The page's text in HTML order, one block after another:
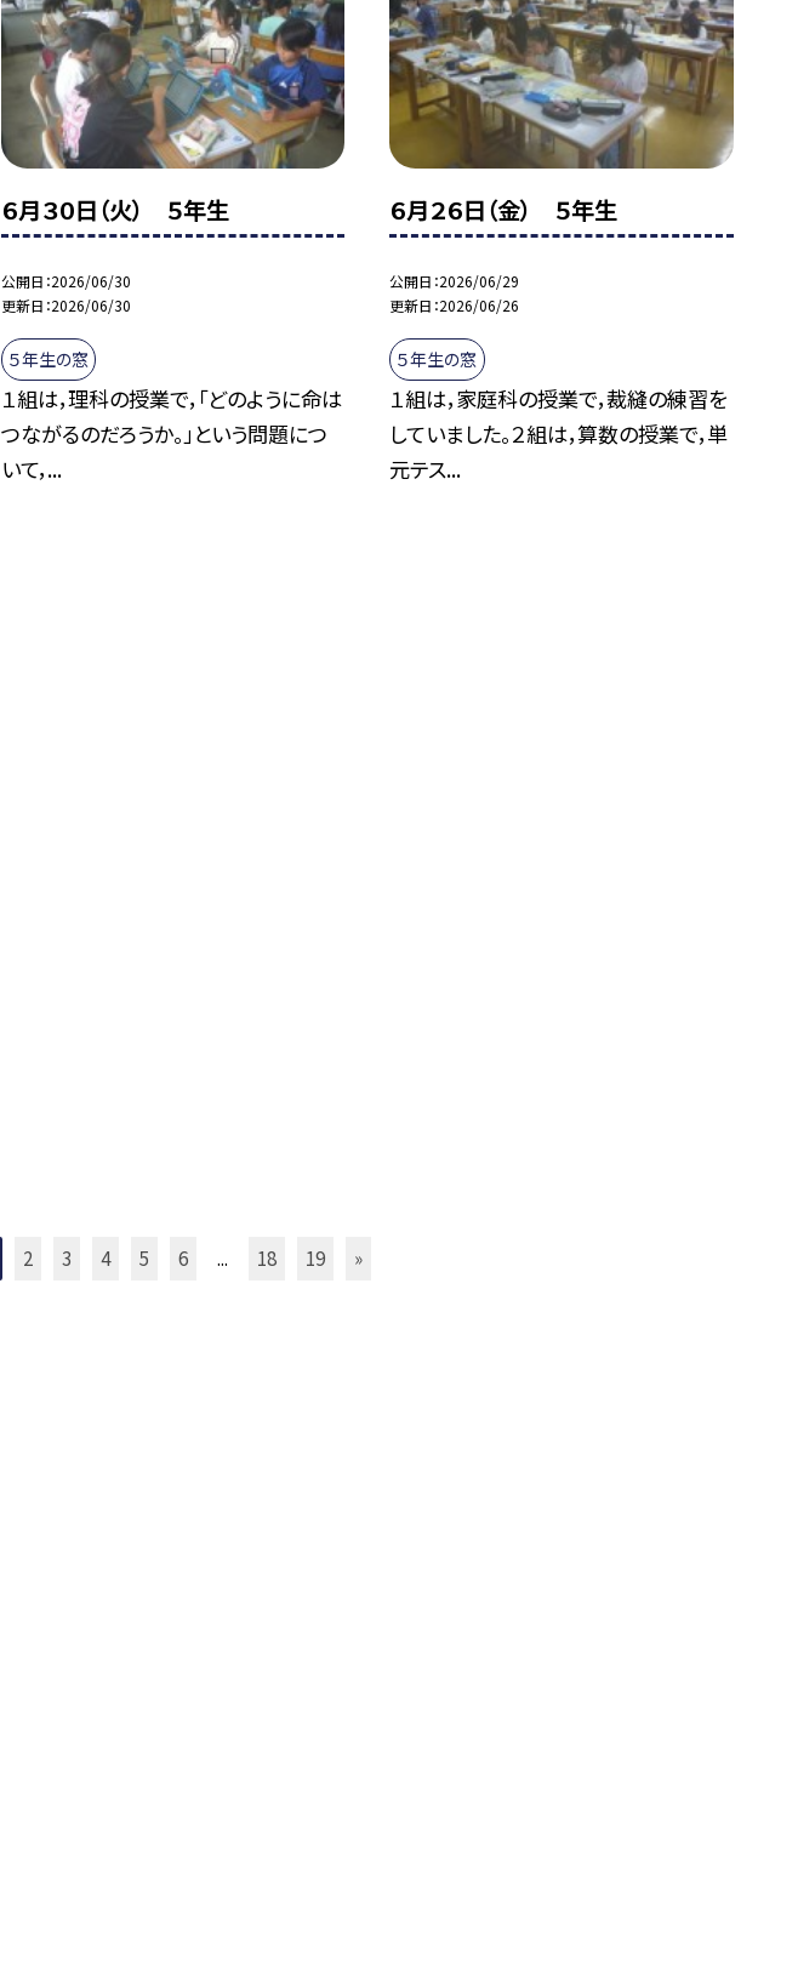
６月３０日（火） ５年生
公開日 2026/06/30
更新日 2026/06/30
５年生の窓
１組は，理科の授業で，「どのように命は
つながるのだろうか。」という問題につ
いて，...
６月２６日（金） ５年生
公開日 2026/06/29
更新日 2026/06/26
５年生の窓
１組は，家庭科の授業で，裁縫の練習を
していました。２組は，算数の授業で，単
元テス...
2 3 4 5 6 ... 18 19 »